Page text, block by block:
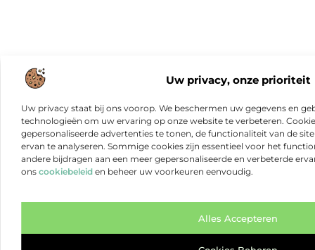
Uw privacy, onze prioriteit
Uw privacy staat bij ons voorop. We beschermen uw gegevens en
technologieën om uw ervaring op onze website te verbeteren.
gepersonaliseerde advertenties te tonen, de functionaliteit van de
ervan te analyseren. Sommige cookies zijn essentieel voor het
andere bijdragen aan een meer gepersonaliseerde en verbeterde
ons cookiebeleid en beheer uw voorkeuren eenvoudig.
Alles Accepteren